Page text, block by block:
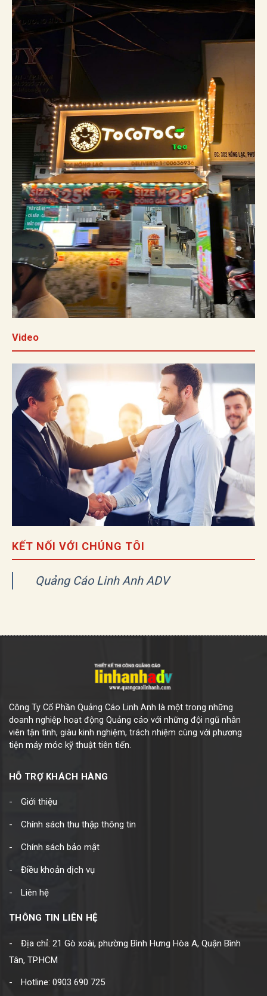
Video
KẾT NỐI VỚI CHÚNG TÔI
Quảng Cáo Linh Anh ADV
Công Ty Cổ Phần Quảng Cáo Linh Anh là một trong những
doanh nghiệp hoạt động Quảng cáo với những đội ngũ nhân
viên tận tình, giàu kinh nghiệm, trách nhiệm cùng với phương
tiện máy móc kỹ thuật tiên tiến.
HỖ TRỢ KHÁCH HÀNG
Giới thiệu
Chính sách thu thập thông tin
Chính sách bảo mật
Điều khoản dịch vụ
Liên hệ
THÔNG TIN LIÊN HỆ
Địa chỉ: 21 Gò xoài, phường Bình Hưng Hòa A, Quận Bình
Tân, TP.HCM
Hotline: 0903 690 725